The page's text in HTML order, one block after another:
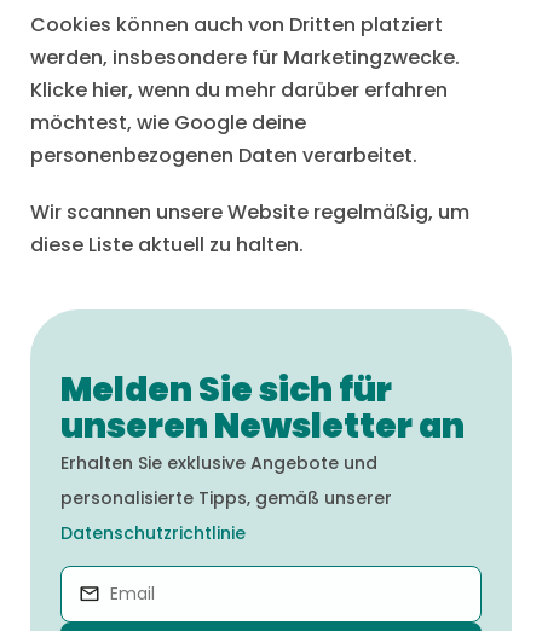
Cookies können auch von Dritten platziert
werden, insbesondere für Marketingzwecke.
Klicke hier, wenn du mehr darüber erfahren
möchtest, wie Google deine
personenbezogenen Daten verarbeitet.
Wir scannen unsere Website regelmäßig, um
diese Liste aktuell zu halten.
Melden Sie sich für
unseren Newsletter an
Erhalten Sie exklusive Angebote und
personalisierte Tipps, gemäß unserer
Datenschutzrichtlinie